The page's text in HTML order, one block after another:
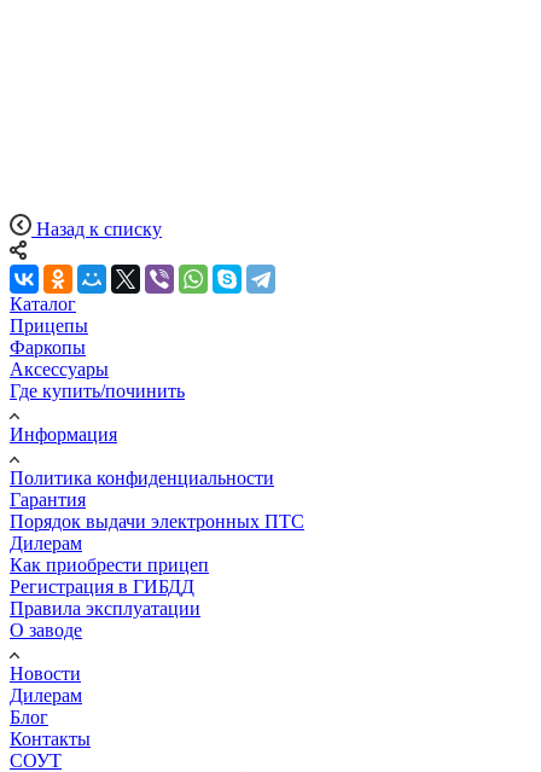
Назад к списку
Каталог
Прицепы
Фаркопы
Аксессуары
Где купить/починить
Информация
Политика конфиденциальности
Гарантия
Порядок выдачи электронных ПТС
Дилерам
Как приобрести прицеп
Регистрация в ГИБДД
Правила эксплуатации
О заводе
Новости
Дилерам
Блог
Контакты
СОУТ